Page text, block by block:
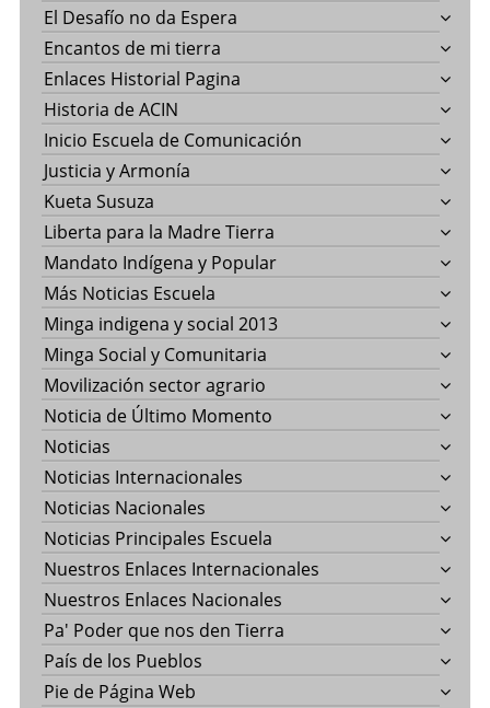
El Desafío no da Espera
Encantos de mi tierra
Enlaces Historial Pagina
Historia de ACIN
Inicio Escuela de Comunicación
Justicia y Armonía
Kueta Susuza
Liberta para la Madre Tierra
Mandato Indígena y Popular
Más Noticias Escuela
Minga indigena y social 2013
Minga Social y Comunitaria
Movilización sector agrario
Noticia de Último Momento
Noticias
Noticias Internacionales
Noticias Nacionales
Noticias Principales Escuela
Nuestros Enlaces Internacionales
Nuestros Enlaces Nacionales
Pa' Poder que nos den Tierra
País de los Pueblos
Pie de Página Web